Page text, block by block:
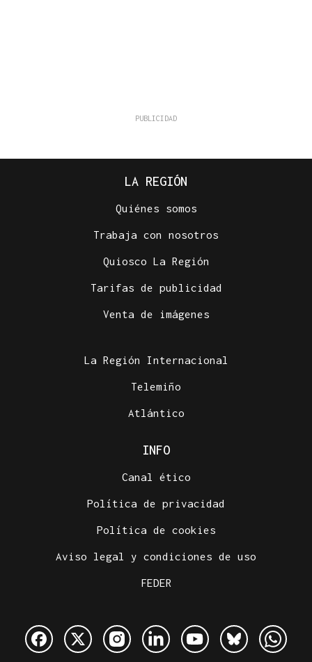
LA REGIÓN
Quiénes somos
Trabaja con nosotros
Quiosco La Región
Tarifas de publicidad
Venta de imágenes
La Región Internacional
Telemiño
Atlántico
INFO
Canal ético
Política de privacidad
Política de cookies
Aviso legal y condiciones de uso
FEDER